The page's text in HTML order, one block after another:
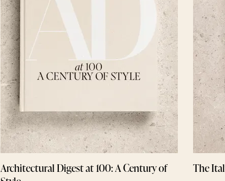
Architectural Digest at 100: A Century of
The